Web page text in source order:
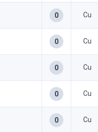
0 Cu
0 Cu
0 Cu
0 Cu
0 Cu